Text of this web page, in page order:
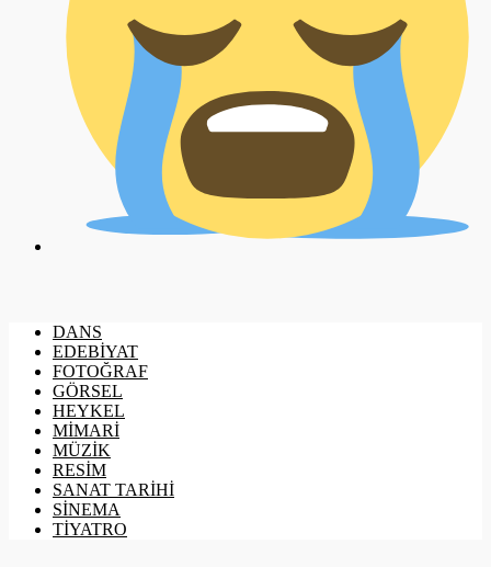
DANS
EDEBİYAT
FOTOĞRAF
GÖRSEL
HEYKEL
MİMARİ
MÜZİK
RESİM
SANAT TARİHİ
SİNEMA
TİYATRO